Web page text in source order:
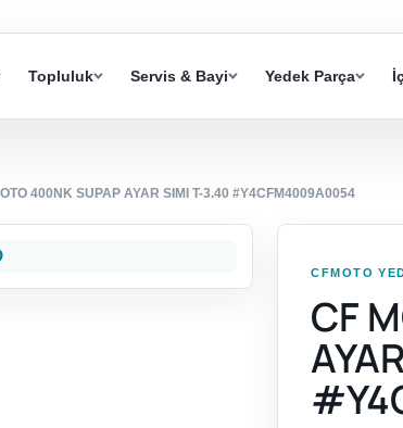
Topluluk Servis & Bayi Yedek Parça
400NK SUPAP AYAR SIMI T-3.40 #Y4CFM4009A0054
CFMOTO
CF